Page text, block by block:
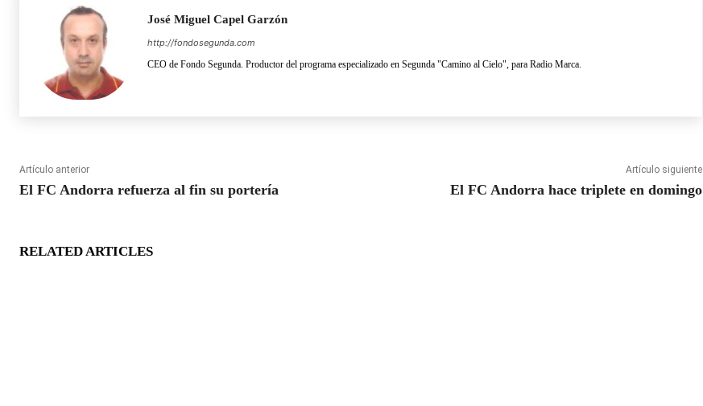
José Miguel Capel Garzón
http://fondosegunda.com
CEO de Fondo Segunda. Productor del programa especializado en Segunda "Camino al Cielo", para Radio Marca.
Artículo anterior
El FC Andorra refuerza al fin su portería
Artículo siguiente
El FC Andorra hace triplete en domingo
RELATED ARTICLES